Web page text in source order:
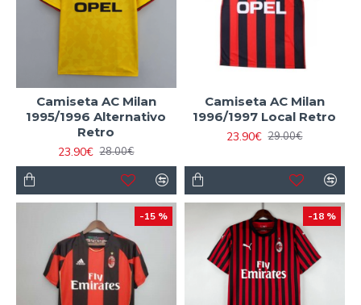
Camiseta AC Milan
1995/1996 Alternativo
Retro
23.90€ 28.00€
Camiseta AC Milan
1996/1997 Local Retro
23.90€ 29.00€
-15 % -18 %